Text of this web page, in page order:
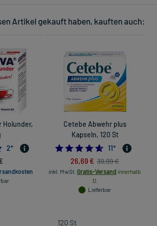
Artikel gekauft haben, kauften auch:
Holunder,
5.0
2*
Cetebe Abwehr plus
Kapseln, 120 St
11*
26,69 € 39,99 €
inkl. MwSt. Gratis-Versand innerhalb
D.
Lieferbar